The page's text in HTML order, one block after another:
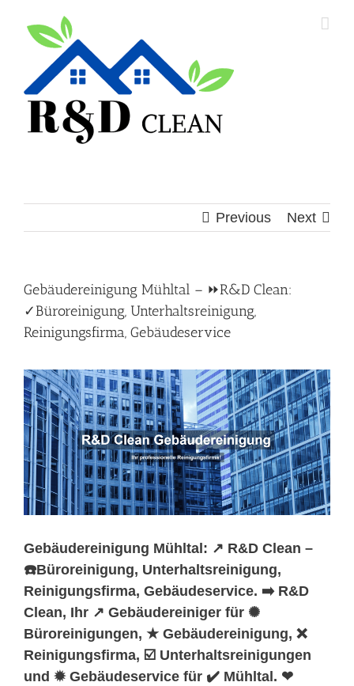
Previous Next
Gebäudereinigung Mühltal – ⏩R&D Clean:
✓Büroreinigung, Unterhaltsreinigung,
Reinigungsfirma, Gebäudeservice
Gebäudereinigung Mühltal: ↗️ R&D Clean –
☎️Büroreinigung, Unterhaltsreinigung,
Reinigungsfirma, Gebäudeservice. ➡️ R&D
Clean, Ihr ↗️ Gebäudereiniger für ✺
Büroreinigungen, ★ Gebäudereinigung, ❌
Reinigungsfirma, ☑️ Unterhaltsreinigungen
und ✹ Gebäudeservice für ✔️ Mühltal. ❤